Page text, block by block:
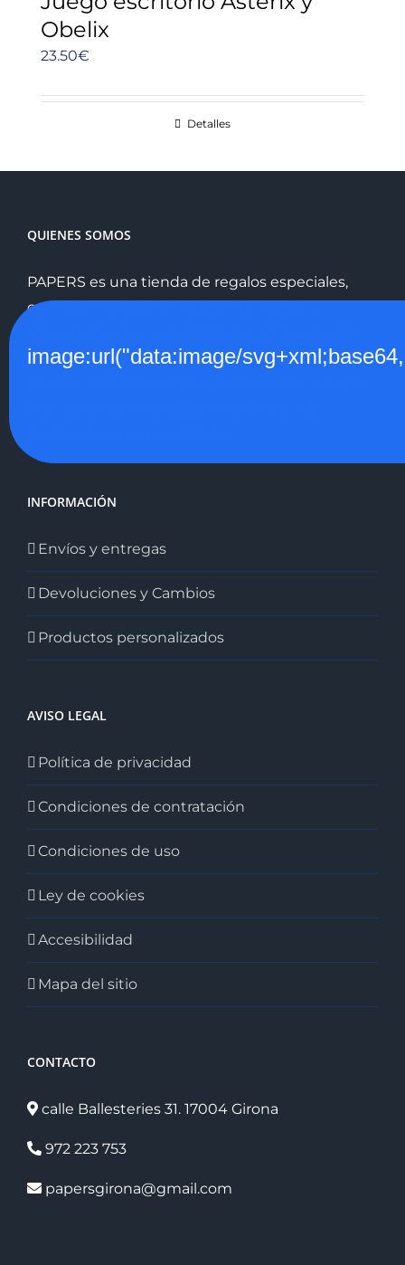
Obelix
23.50€
Detalles
QUIENES SOMOS
PAPERS es una tienda de regalos especiales,
casi todos realizados en papel o cartón y
paper machê, abanicos pintados a mano,
INFORMACIÓN
Envíos y entregas
Devoluciones y Cambios
Productos personalizados
AVISO LEGAL
Política de privacidad
Condiciones de contratación
Condiciones de uso
Ley de cookies
Accesibilidad
Mapa del sitio
CONTACTO
calle Ballesteries 31. 17004 Girona
972 223 753
papersgirona@gmail.com
image:url("data:image/